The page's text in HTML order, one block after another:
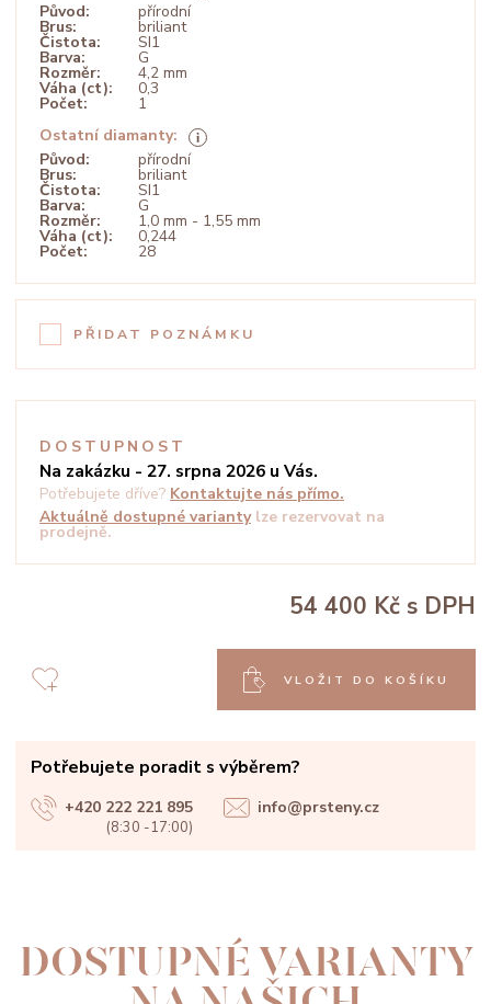
Původ:
přírodní
Brus: briliant
Čistota: SI1
Barva: G
Rozměr: 4,2 mm
Váha (ct): 0,3
Počet:
1
Ostatní diamanty:
Původ:
přírodní
Brus: briliant
Čistota: SI1
Barva: G
Rozměr: 1,0 mm - 1,55 mm
Váha (ct): 0,244
Počet: 28
PŘIDAT POZNÁMKU
DOSTUPNOST
Na zakázku - 27. srpna 2026 u Vás.
Potřebujete dříve? Kontaktujte nás přímo.
Aktuálně dostupné varianty lze rezervovat na
prodejně.
54 400 Kč s DPH
VLOŽIT DO KOŠÍKU
Potřebujete poradit s výběrem?
+420 222 221 895
(8:30 -17:00)
info@prsteny.cz
DOSTUPNÉ VARIANTY